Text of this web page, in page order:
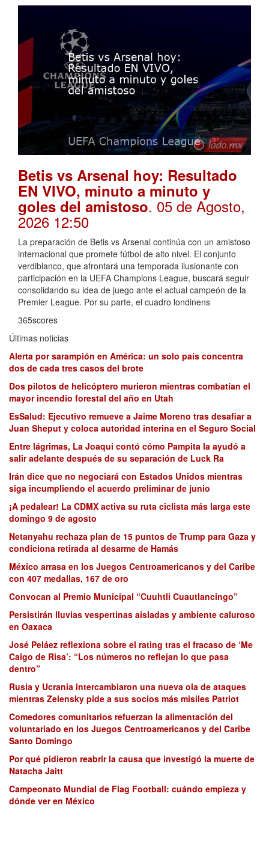
Betis vs Arsenal hoy: Resultado
EN VIVO, minuto a minuto y
goles del amistoso. 05 de Agosto,
2026 12:50
La preparación de Betis vs Arsenal continúa con un amistoso
internacional que promete fútbol de alto nivel. El conjunto
verdiblanco, que afrontará una temporada ilusionante con
participación en la UEFA Champions League, buscará seguir
consolidando su idea de juego ante el actual campeón de la
Premier League. Por su parte, el cuadro londinens
365scores
Últimas noticias
Alerta por sarampión en América: un solo país concentra
dos de cada tres casos del brote
Dos pilotos de helicóptero murieron mientras combatían el
mayor incendio forestal del año en Utah
EsSalud: Ejecutivo remueve a Jaime Moreno tras desafiar a
Juan Sheput y coloca autoridad interina en el Seguro Social
Entre lágrimas, La Joaqui contó cómo Pampita la ayudó a
salir adelante después de su separación de Luck Ra
Irán dice que no negociará con Estados Unidos mientras
siga incumpliendo el acuerdo preliminar de junio
¡A pedalear! La CDMX activa su ruta ciclista más larga este
domingo 9 de agosto
Netanyahu rechaza plan de 15 puntos de Trump para Gaza y
condiciona retirada al desarme de Hamás
México arrasa en los Juegos Centroamericanos y del Caribe
con 407 medallas, 167 de oro
Convocan al Premio Municipal “Cuuhtli Cuautlancingo”
Persistirán lluvias vespertinas aisladas y ambiente caluroso
en Oaxaca
José Peláez reflexiona sobre el rating tras el fracaso de ‘Me
Caigo de Risa’: “Los números no reflejan lo que pasa
dentro”
Rusia y Ucrania intercambiaron una nueva ola de ataques
mientras Zelensky pide a sus socios más misiles Patriot
Comedores comunitarios refuerzan la alimentación del
voluntariado en los Juegos Centroamericanos y del Caribe
Santo Domingo
Por qué pidieron reabrir la causa que investigó la muerte de
Natacha Jaitt
Campeonato Mundial de Flag Football: cuándo empieza y
dónde ver en México